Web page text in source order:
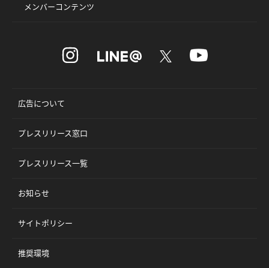
メンバーコンテンツ
広告について
プレスリリース窓口
プレスリリース一覧
お知らせ
サイトポリシー
推奨環境